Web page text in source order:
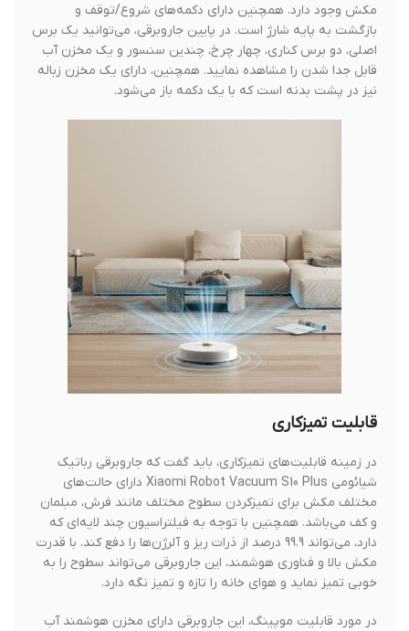
مکش وجود دارد. همچنین دارای دکمه‌های شروع/توقف و
بازگشت به پایه شارژ است. در پایین جاروبرقی، می‌توانید یک برس
اصلی، دو برس کناری، چهار چرخ، چندین سنسور و یک مخزن آب
قابل جدا شدن را مشاهده نمایید. همچنین، دارای یک مخزن زباله
نیز در پشت بدنه است که با یک دکمه باز می‌شود.
قابلیت تمیزکاری
در زمینه قابلیت‌های تمیزکاری، باید گفت که جاروبرقی رباتیک
شیائومی Xiaomi Robot Vacuum S10 Plus دارای حالت‌های
مختلف مکش برای تمیزکردن سطوح مختلف مانند فرش، مبلمان
و کف می‌باشد. همچنین با توجه به فیلتراسیون چند لایه‌ای که
دارد، می‌تواند 99.9 درصد از ذرات ریز و آلرژن‌ها را دفع کند. با قدرت
مکش بالا و فناوری هوشمند، این جاروبرقی می‌تواند سطوح را به
خوبی تمیز نماید و هوای خانه را تازه و تمیز نگه دارد.
در مورد قابلیت موپینگ، این جاروبرقی دارای مخزن هوشمند آب